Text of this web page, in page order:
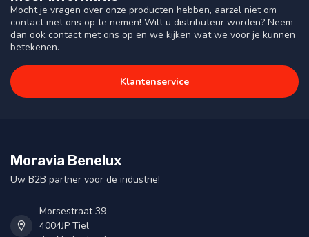
Mocht je vragen over onze producten hebben, aarzel niet om
contact met ons op te nemen! Wilt u distributeur worden? Neem
dan ook contact met ons op en we kijken wat we voor je kunnen
betekenen.
Klantenservice
Moravia Benelux
Uw B2B partner voor de industrie!
Morsestraat 39
4004JP Tiel